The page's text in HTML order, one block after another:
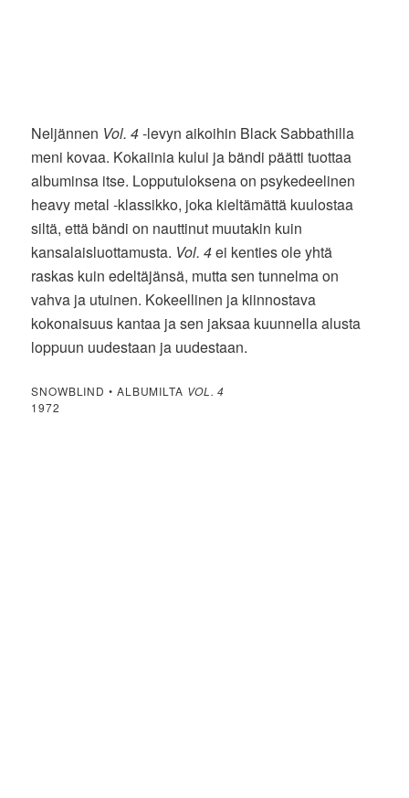
Neljännen Vol. 4-levyn aikoihin Black Sabbathilla
meni kovaa. Kokaiinia kului ja bändi päätti tuottaa
albuminsa itse. Lopputuloksena on psykedeelinen
heavy metal -klassikko, joka kieltämättä kuulostaa
siltä, että bändi on nauttinut muutakin kuin
kansalaisluottamusta. Vol. 4ei kenties ole yhtä
raskas kuin edeltäjänsä, mutta sen tunnelma on
vahva ja utuinen. Kokeellinen ja kiinnostava
kokonaisuus kantaa ja sen jaksaa kuunnella alusta
loppuun uudestaan ja uudestaan.
SNOWBLIND • ALBUMILTA VOL. 4
1972